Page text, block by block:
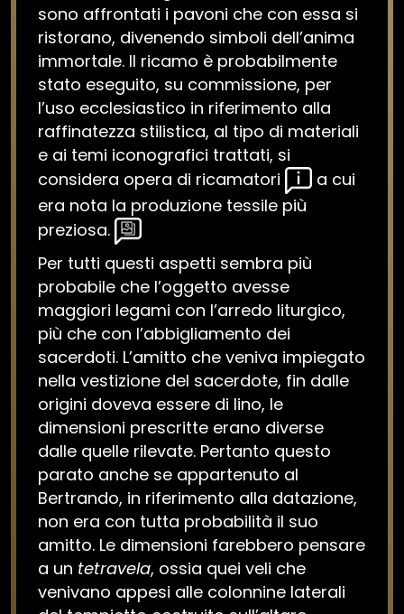
sono affrontati i pavoni che con essa si
ristorano, divenendo simboli dell’anima
immortale. Il ricamo è probabilmente
stato eseguito, su commissione, per
l’uso ecclesiastico in riferimento alla
raffinatezza stilistica, al tipo di materiali
e ai temi iconografici trattati, si
considera opera di ricamatori
a cui
era nota la produzione tessile più
preziosa.
Per tutti questi aspetti sembra più
probabile che l’oggetto avesse
maggiori legami con l’arredo liturgico,
più che con l’abbigliamento dei
sacerdoti. L’amitto che veniva impiegato
nella vestizione del sacerdote, fin dalle
origini doveva essere di lino, le
dimensioni prescritte erano diverse
dalle quelle rilevate. Pertanto questo
parato anche se appartenuto al
Bertrando, in riferimento alla datazione,
non era con tutta probabilità il suo
amitto. Le dimensioni farebbero pensare
a un tetravela, ossia quei veli che
venivano appesi alle colonnine laterali